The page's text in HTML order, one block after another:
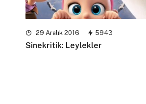
29 Aralık 2016 5943
Sinekritik: Leylekler